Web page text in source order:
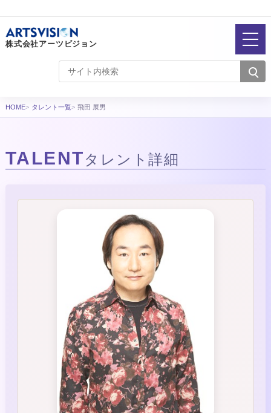
株式会社アーツビジョン
HOME タレント一覧 飛田 展男
TALENTタレント詳細